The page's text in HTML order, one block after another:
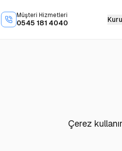
Müşteri Hizmetleri
0545 181 4040
Çerez